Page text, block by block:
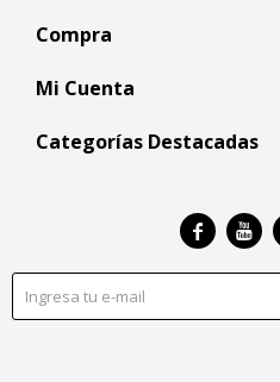
Compra
Mi Cuenta
Categorías Destacadas
 